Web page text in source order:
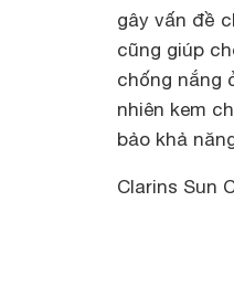
gây vấn đề
cũng giúp
chống nắng
nhiên kem
bảo khả
Clarins Sun